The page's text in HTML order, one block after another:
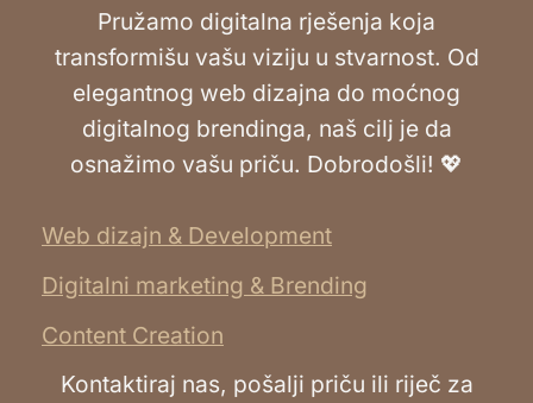
Pružamo digitalna rješenja koja
transformišu vašu viziju u stvarnost. Od
elegantnog web dizajna do moćnog
digitalnog brendinga, naš cilj je da
osnažimo vašu priču. Dobrodošli! 💖
Web dizajn & Development
Digitalni marketing & Brending
Content Creation
Kontaktiraj nas, pošalji priču ili riječ za